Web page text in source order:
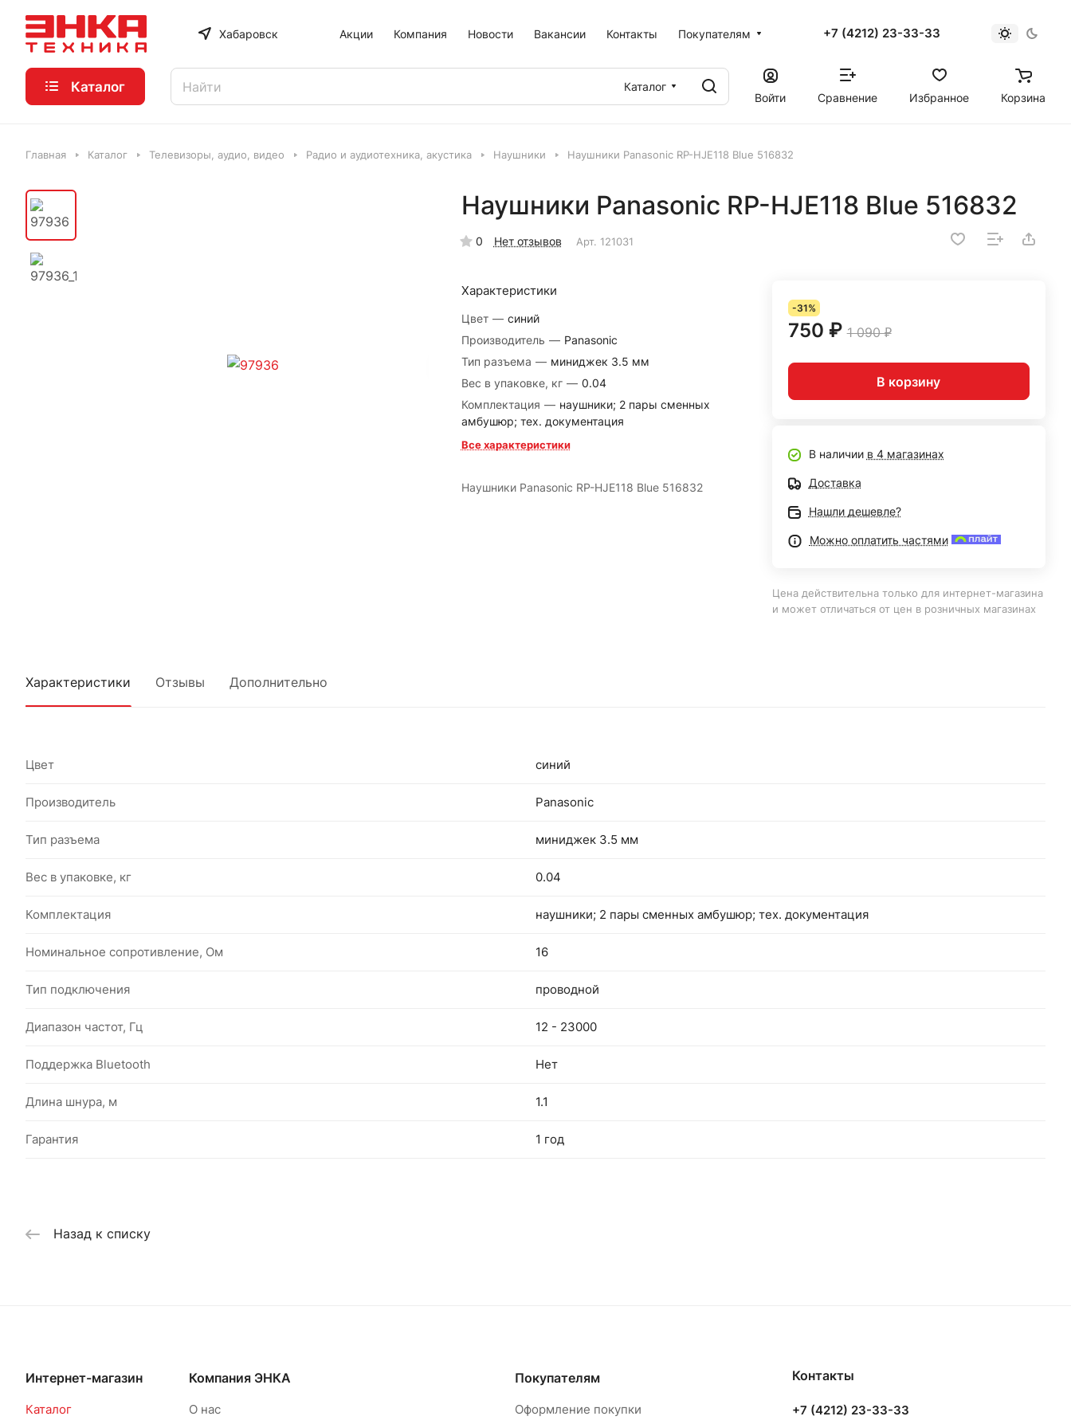
Хабаровск Акции Компания Новости Вакансии Контакты Покупателям +7 (4212) 23-33-33
Каталог
Каталог
Войти
Сравнение Избранное Корзина
Главная Каталог Телевизоры, аудио, видео Радио и аудиотехника, акустика Наушники Наушники Panasonic RP-HJE118 Blue 516832
Наушники Panasonic RP-HJE118 Blue 516832
0 Нет отзывов Арт. 121031
Характеристики
Цвет — синий
Производитель — Panasonic
Тип разъема — миниджек 3.5 мм
Вес в упаковке, кг — 0.04
Комплектация — наушники; 2 пары сменных
амбушюр; тех. документация
Все характеристики
Наушники Panasonic RP-HJE118 Blue 516832
-31%
750 ₽ 1 090 ₽
В корзину
В наличии в 4 магазинах
Доставка
Нашли дешевле?
Можно оплатить частями
Цена действительна только для интернет-магазина
и может отличаться от цен в розничных магазинах
Характеристики Отзывы Дополнительно
Цвет синий
Производитель Panasonic
Тип разъема миниджек 3.5 мм
Вес в упаковке, кг 0.04
Комплектация наушники; 2 пары сменных амбушюр; тех. документация
Номинальное сопротивление, Ом 16
Тип подключения проводной
Диапазон частот, Гц 12 - 23000
Поддержка Bluetooth Нет
Длина шнура, м 1.1
Гарантия 1 год
Назад к списку
Интернет-магазин
Каталог
Компания ЭНКА
О нас
Покупателям
Оформление покупки
Контакты
+7 (4212) 23-33-33